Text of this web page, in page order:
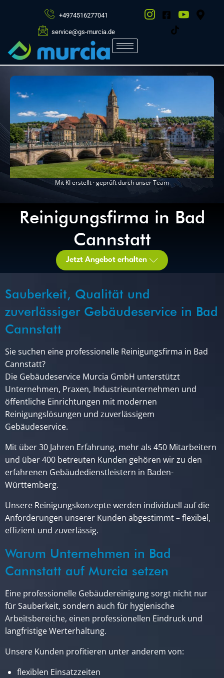
+4974516277041
service@gs-murcia.de
Mit KI erstellt · geprüft durch unser Team
Reinigungsfirma in Bad
Cannstatt
Jetzt Angebot erhalten
Sauberkeit, Qualität und
zuverlässiger Gebäudeservice in Bad
Cannstatt
Sie suchen eine professionelle Reinigungsfirma in Bad
Cannstatt?
Die Gebäudeservice Murcia GmbH unterstützt
Unternehmen, Praxen, Industrieunternehmen und
öffentliche Einrichtungen mit modernen
Reinigungslösungen und zuverlässigem
Gebäudeservice.
Mit über 30 Jahren Erfahrung, mehr als 450 Mitarbeitern
und über 400 betreuten Kunden gehören wir zu den
erfahrenen Gebäudedienstleistern in Baden-
Württemberg.
Unsere Reinigungskonzepte werden individuell auf die
Anforderungen unserer Kunden abgestimmt – flexibel,
effizient und zuverlässig.
Warum Unternehmen in Bad
Cannstatt auf Murcia setzen
Eine professionelle Gebäudereinigung sorgt nicht nur
für Sauberkeit, sondern auch für hygienische
Arbeitsbereiche, einen professionellen Eindruck und
langfristige Werterhaltung.
Unsere Kunden profitieren unter anderem von:
flexiblen Einsatzzeiten